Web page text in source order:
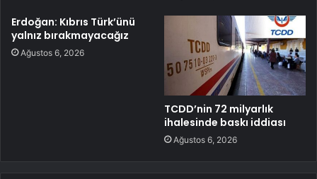
Erdoğan: Kıbrıs Türk’ünü
yalnız bırakmayacağız
Ağustos 6, 2026
TCDD’nin 72 milyarlık
ihalesinde baskı iddiası
Ağustos 6, 2026